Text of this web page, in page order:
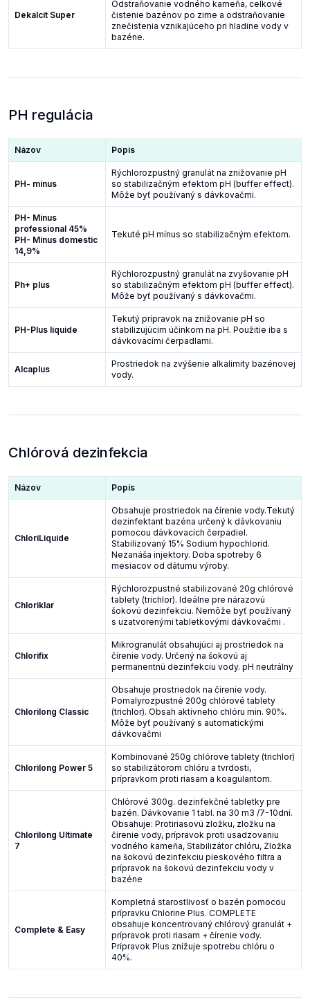
Dekalcit Super
Odstraňovanie vodného kameňa, celkové
čistenie bazénov po zime a odstraňovanie
znečistenia vznikajúceho pri hladine vody v
bazéne.
PH regulácia
Názov Popis
PH- minus
Rýchlorozpustný granulát na znižovanie pH
so stabilizačným efektom pH (buffer effect).
Môže byť používaný s dávkovačmi.
PH- Minus
professional 45%
PH- Minus domestic
14,9%
Tekuté pH mínus so stabilizačným efektom.
Ph+ plus
Rýchlorozpustný granulát na zvyšovanie pH
so stabilizačným efektom pH (buffer effect).
Môže byť používaný s dávkovačmi.
PH-Plus liquide
Tekutý prípravok na znižovanie pH so
stabilizujúcim účinkom na pH. Použitie iba s
dávkovacími čerpadlami.
Alcaplus
Prostriedok na zvýšenie alkalimity bazénovej
vody.
Chlórová dezinfekcia
Názov Popis
ChloriLiquide
Obsahuje prostriedok na čírenie vody.Tekutý
dezinfektant bazéna určený k dávkovaniu
pomocou dávkovacích čerpadiel.
Stabilizovaný 15% Sodium hypochlorid.
Nezanáša injektory. Doba spotreby 6
mesiacov od dátumu výroby.
Chloriklar
Rýchlorozpustné stabilizované 20g chlórové
tablety (trichlor). Ideálne pre nárazovú
šokovú dezinfekciu. Nemôže byť používaný
s uzatvorenými tabletkovými dávkovačmi .
Chlorifix
Mikrogranulát obsahujúci aj prostriedok na
čírenie vody. Určený na šokovú aj
permanentnú dezinfekciu vody. pH neutrálny
Chlorilong Classic
Obsahuje prostriedok na čírenie vody.
Pomalyrozpustné 200g chlórové tablety
(trichlor). Obsah aktívneho chlóru min. 90%.
Môže byť používaný s automatickými
dávkovačmi
Chlorilong Power 5
Kombinované 250g chlórove tablety (trichlor)
so stabilizátorom chlóru a tvrdosti,
prípravkom proti riasam a koagulantom.
Chlorilong Ultimate
7
Chlórové 300g. dezinfekčné tabletky pre
bazén. Dávkovanie 1 tabl. na 30 m3 /7-10dní.
Obsahuje: Protiriasovú zložku, zložku na
čírenie vody, prípravok proti usadzovaniu
vodného kameňa, Stabilizátor chlóru, Zložka
na šokovú dezinfekciu pieskového filtra a
prípravok na šokovú dezinfekciu vody v
bazéne
Complete & Easy
Kompletná starostlivosť o bazén pomocou
prípravku Chlorine Plus. COMPLETE
obsahuje koncentrovaný chlórový granulát +
prípravok proti riasam + čírenie vody.
Prípravok Plus znížuje spotrebu chlóru o
40%.